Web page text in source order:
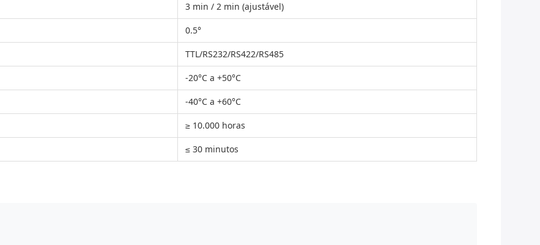
3 min / 2 min (ajustável)
0.5°
TTL/RS232/RS422/RS485
-20°C a +50°C
-40°C a +60°C
≥ 10.000 horas
≤ 30 minutos